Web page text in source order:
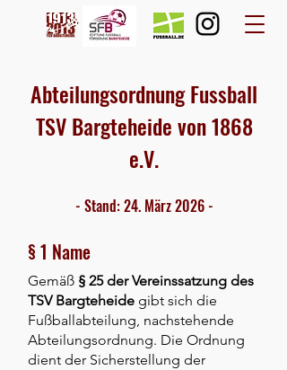
Abteilungsordnung Fussball
TSV Bargteheide von 1868
e.V.
- Stand: 24. März 2026 -
§ 1 Name
Gemäß § 25 der Vereinssatzung des
TSV Bargteheide gibt sich die
Fußballabteilung, nachstehende
Abteilungsordnung. Die Ordnung
dient der Sicherstellung der